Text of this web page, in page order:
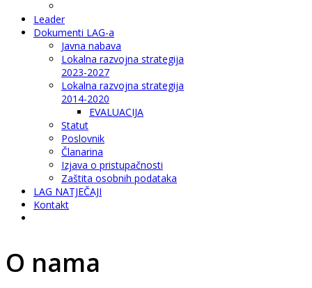
Leader
Dokumenti LAG-a
Javna nabava
Lokalna razvojna strategija
2023-2027
Lokalna razvojna strategija
2014-2020
EVALUACIJA
Statut
Poslovnik
Članarina
Izjava o pristupačnosti
Zaštita osobnih podataka
LAG NATJEČAJI
Kontakt
O nama